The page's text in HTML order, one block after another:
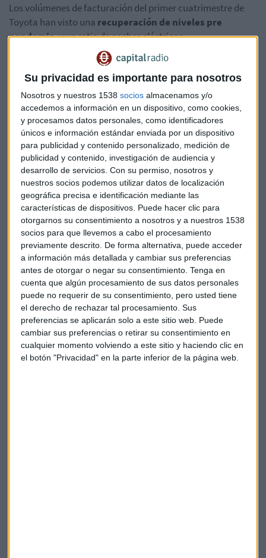
Su privacidad es importante para nosotros
Nosotros y nuestros 1538 socios almacenamos y/o
accedemos a información en un dispositivo, como cookies,
y procesamos datos personales, como identificadores
únicos e información estándar enviada por un dispositivo
para publicidad y contenido personalizado, medición de
publicidad y contenido, investigación de audiencia y
desarrollo de servicios. Con su permiso, nosotros y
nuestros socios podemos utilizar datos de localización
geográfica precisa e identificación mediante las
características de dispositivos. Puede hacer clic para
otorgarnos su consentimiento a nosotros y a nuestros 1538
socios para que llevemos a cabo el procesamiento
previamente descrito. De forma alternativa, puede acceder
a información más detallada y cambiar sus preferencias
antes de otorgar o negar su consentimiento. Tenga en
cuenta que algún procesamiento de sus datos personales
puede no requerir de su consentimiento, pero usted tiene
el derecho de rechazar tal procesamiento. Sus
preferencias se aplicarán solo a este sitio web. Puede
cambiar sus preferencias o retirar su consentimiento en
cualquier momento volviendo a este sitio y haciendo clic en
el botón "Privacidad" en la parte inferior de la página web.
Los volúmenes de facturación del primer cuatrimestre de
Toyota han visto una recuperación de niveles pre
pandemia, y unratio de coches eléctricos
considerablemente estable. Según la compañía, el
crecimiento de la de los últimos meses se debe al buen
trabajo realizado por proveedores y concesionarios,
además de la "mejora de la competitividad de los
productos" y de los "modos de trabajo eficientes".
Expectativas anuales
Toyota mantiene el pronóstico anual de beneficios
operativos de 22.930 millones de dólares. La compañía
achaca esta falta de elevación de previsiones a las
incertidumbresque se plantean durante y después del
segundo trimestre (julio-septiembre)", en las que se incluyen
pandemiay la actualescasez global de circuitos
integrados. Como resultado, la cotización de la compañía
caía la pasada jornada hasta un 2%, arrastrando las
pérdidas de la mañana, con algunos inversores
decepcionados. Finalmente,ha cerrado la sesión con
pérdidas del 0,85%.
Espera que su ganancia operativa crezca un 13,75 % hasta
los19.306 millones de eurosy que sus ingresos por venta
aumenten en un 10,23 % hasta sumar unos231.666
. De este modo, Toyota prevé un